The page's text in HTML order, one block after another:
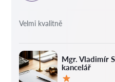
Mgr. Vladimír
kancelář
Velmi kvalitně